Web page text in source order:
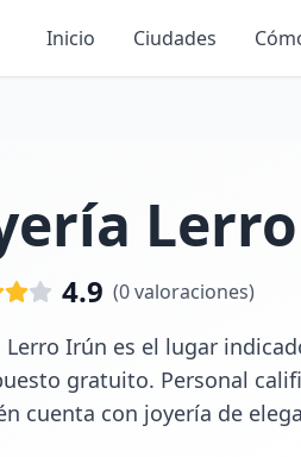
Inicio Ciudades
4.9 (0valoraciones)
Lerro Irún es el lugar
gratuito. Personal
cuenta con joyería de